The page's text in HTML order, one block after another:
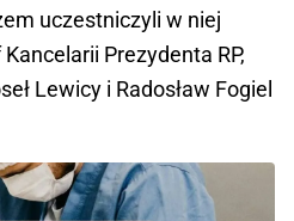
uczestniczyli w niej
Prezydenta RP,
Lewicy i Radosław Fogiel